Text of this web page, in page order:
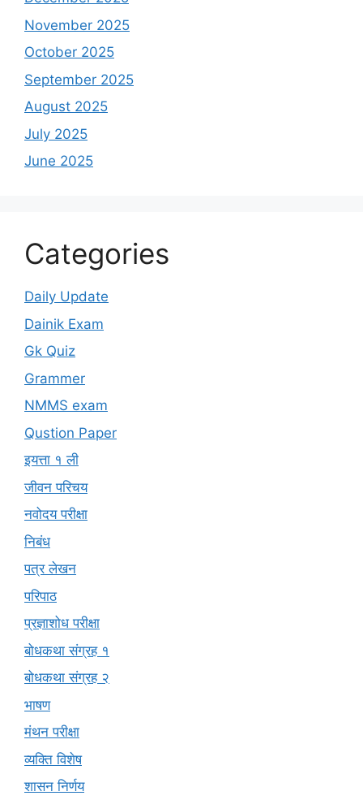
November 2025
October 2025
September 2025
August 2025
July 2025
June 2025
Categories
Daily Update
Dainik Exam
Gk Quiz
Grammer
NMMS exam
Qustion Paper
इयत्ता १ ली
जीवन परिचय
नवोदय परीक्षा
निबंध
पत्र लेखन
परिपाठ
प्रज्ञाशोध परीक्षा
बोधकथा संग्रह १
बोधकथा संग्रह २
भाषण
मंथन परीक्षा
व्यक्ति विशेष
शासन निर्णय